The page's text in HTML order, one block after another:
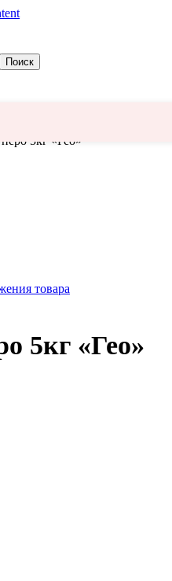
Поиск
5кг «Гео»
5кг «Гео»